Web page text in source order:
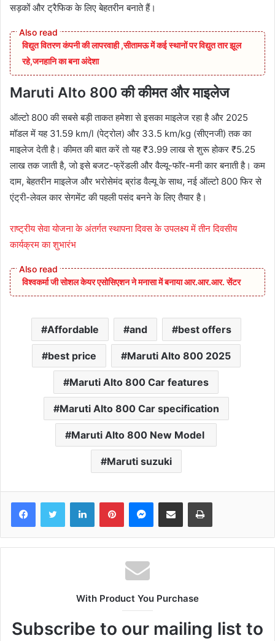
सड़कों और ट्रैफिक के लिए बेहतरीन बनाते हैं।
विद्युत वितरण कंपनी की लापरवाही ,सीतामऊ में कई स्थानों पर विद्युत तार झूल
रहे,जनहानि का बना अंदेशा
Maruti Alto 800 की कीमत और माइलेज
ऑल्टो 800 की सबसे बड़ी ताकत हमेशा से इसका माइलेज रहा है और 2025
मॉडल में यह 31.59 km/l (पेट्रोल) और 33.5 km/kg (सीएनजी) तक का
माइलेज देती है। कीमत की बात करें तो यह ₹3.99 लाख से शुरू होकर ₹5.25
लाख तक जाती है, जो इसे बजट-फ्रेंडली और वैल्यू-फॉर-मनी कार बनाती है। कम
दाम, बेहतरीन माइलेज और भरोसेमंद ब्रांड वैल्यू के साथ, नई ऑल्टो 800 फिर से
एंट्री-लेवल कार सेगमेंट की पहली पसंद बनने के लिए तैयार है।
राष्ट्रीय सेवा योजना के अंतर्गत स्थापना दिवस के उपलक्ष्य में तीन दिवसीय
कार्यक्रम का शुभारंभ
विश्वकर्मा जी सोशल केयर एसोसिएशन ने मनासा में बनाया आर.आर.आर. सेंटर
Affordable and best offers
best price Maruti Alto 800 2025
Maruti Alto 800 Car features
Maruti Alto 800 Car specification
Maruti Alto 800 New Model
Maruti suzuki
FacebookTwitter LinkedInPinterestMessenger
Share via Email Print
With Product You Purchase
Subscribe to our mailing list to